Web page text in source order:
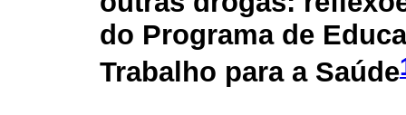
do Programa de
Trabalho para a Saúde